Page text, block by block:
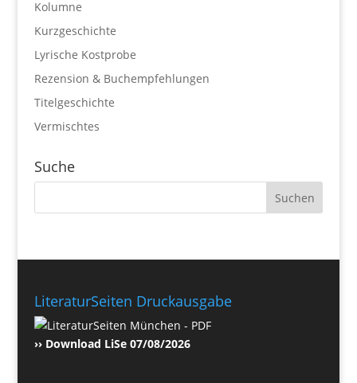
Kolumne
Kurzgeschichte
Lyrische Kostprobe
Rezension & Buchempfehlungen
Titelgeschichte
Vermischtes
Suche
LiteraturSeiten Druckausgabe
›› Download LiSe 07/08/2026